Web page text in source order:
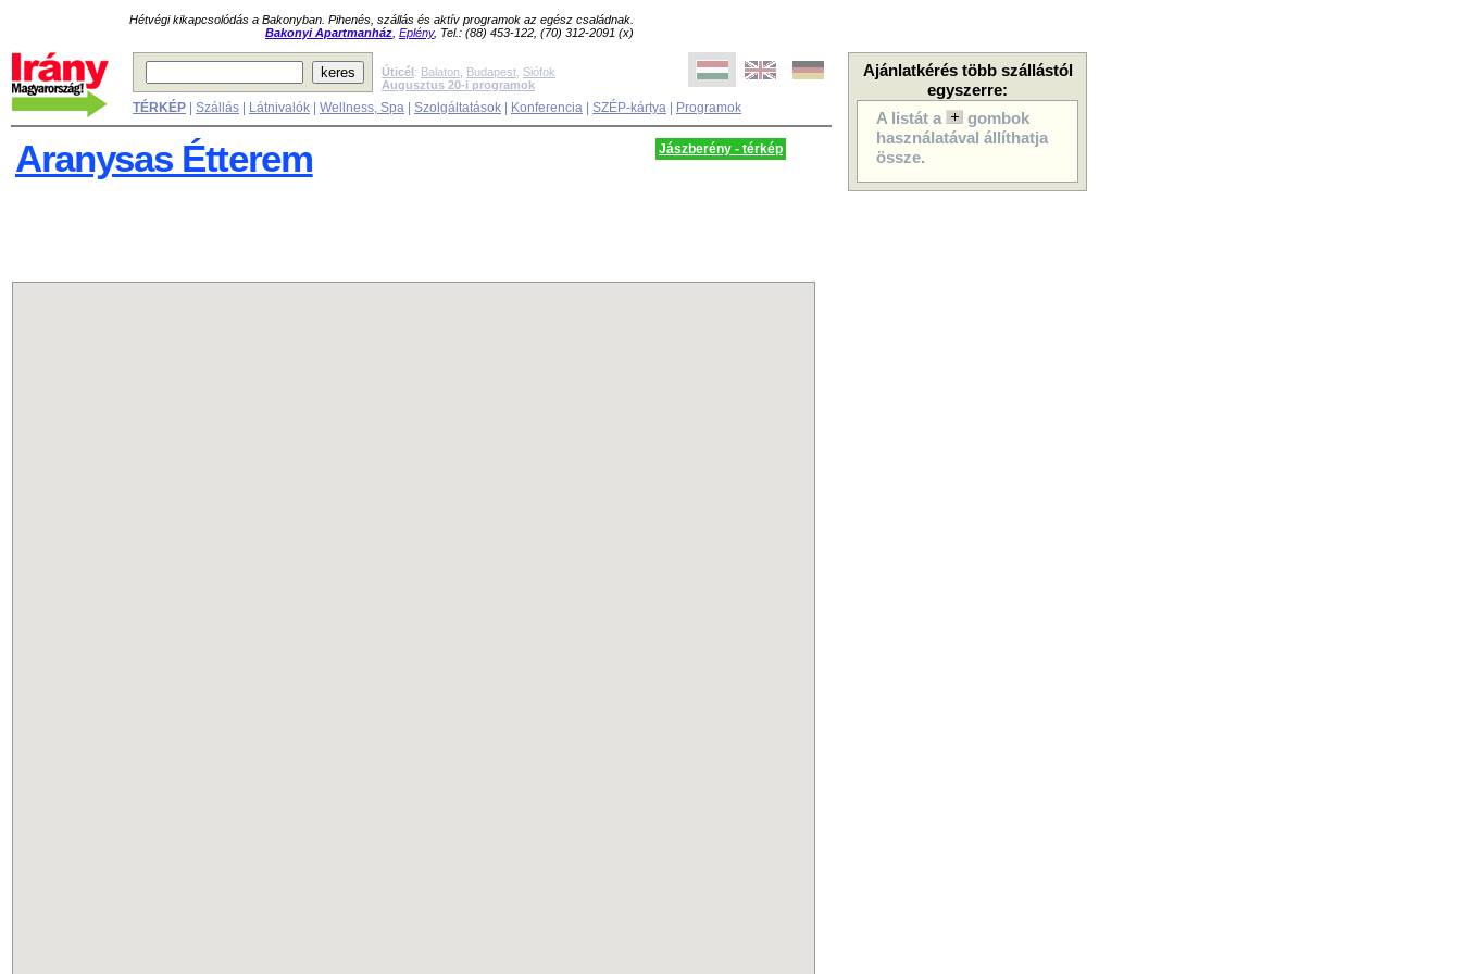
Hétvégi kikapcsolódás a Bakonyban. Pihenés, szállás és aktív programok az egész családnak.
Bakonyi Apartmanház Eplény, Tel.: (88) 453-122, (70) 312-2091 (x)
Ajánlatkérés több szállástól
egyszerre:
A listát a
gombok
használatával állíthatja
össze.
Úticél: Balaton Budapest Siófok
Augusztus 20-i programok
TÉRKÉP Szállás Látnivalók Wellness, Spa Szolgáltatások Konferencia SZÉP-kártya Programok
Jászberény - térkép
Aranysas Étterem